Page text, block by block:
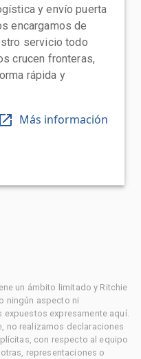
y envío puerta
encargamos de
servicio todo
crucen fronteras,
rápida y
Más información
un ámbito limitado y Ritchie
ningún aspecto ni
expresamente aquí.
no realizamos declaraciones
con respecto al equipo
representaciones o